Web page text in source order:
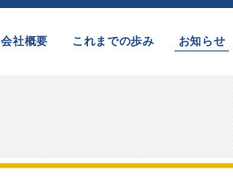
会社概要 これまでの歩み お知らせ